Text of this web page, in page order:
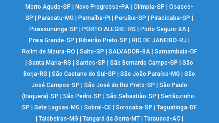
Morro Agudo-SP
Novo Progresso-PA |Olímpia-SP |Osasco-
SP
Paracatu-MG Parnaíba-PI Peruíbe-SP Piracicaba-SP
Pirassununga-SP
PORTO ALEGRE-RS Porto Seguro-BA
Praia Grande-SP
Ribeirão Preto-SP RIO DE JANEIRO-RJ
Rolim de Moura-RO
Salto-SP SALVADOR-BA| Samambaia-DF
|Santa Maria-RS |Santos-SP |São Bernardo Campo-SP |São
Borja-RS
|São Caetano do Sul-SP |São João Paraíso-MG |São
José Campos-SP
|São José do Rio Preto-SP |São Paulo
(Itaquera)-SP
|São Pedro-SP |São Sebastião-SP |Sertãozinho-
SP
|Sete Lagoas-MG |Sobral-CE |Sorocaba-SP |Taguatinga-DF
Taiobeiras-MG Tangará da Serra-MT| Tarauacá-AC|